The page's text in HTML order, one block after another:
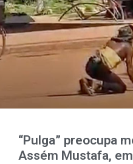
“Pulga” preocupa
Assém Mustafa,